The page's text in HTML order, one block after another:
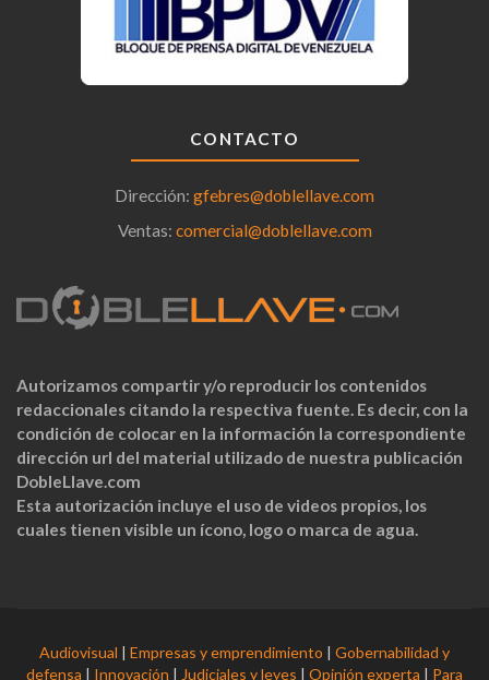
CONTACTO
Dirección: gfebres@doblellave.com
Ventas: comercial@doblellave.com
Autorizamos compartir y/o reproducir los contenidos
redaccionales citando la respectiva fuente. Es decir, con la
condición de colocar en la información la correspondiente
dirección url del material utilizado de nuestra publicación
DobleLlave.com
Esta autorización incluye el uso de videos propios, los
cuales tienen visible un ícono, logo o marca de agua.
Audiovisual | Empresas y emprendimiento | Gobernabilidad y
defensa | Innovación | Judiciales y leyes | Opinión experta | Para